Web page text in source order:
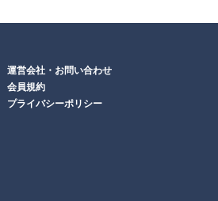
運営会社・お問い合わせ
会員規約
プライバシーポリシー